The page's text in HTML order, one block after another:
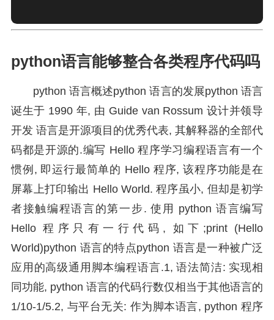
python语言能够整合各类程序代码吗
python 语言概述python 语言的发展python 语言
诞生于 1990 年, 由 Guide van Rossum 设计并领导
开发 语言是开源项目的优秀代表, 其解释器的全部代
码都是开源的.编写 Hello 程序学习编程语言有一个
惯例, 即运行最简单的 Hello 程序, 该程序功能是在
屏幕上打印输出 Hello World. 程序虽小, 但却是初学
者接触编程语言的第一步. 使用 python 语言编写
Hello 程序只有一行代码, 如下;print (Hello
World)python 语言的特点python 语言是一种被广泛
应用的高级通用脚本编程语言.1, 语法简洁: 实现相
同功能, python 语言的代码行数仅相当于其他语言的
1/10-1/5.2, 与平台无关: 作为脚本语言, python 程序